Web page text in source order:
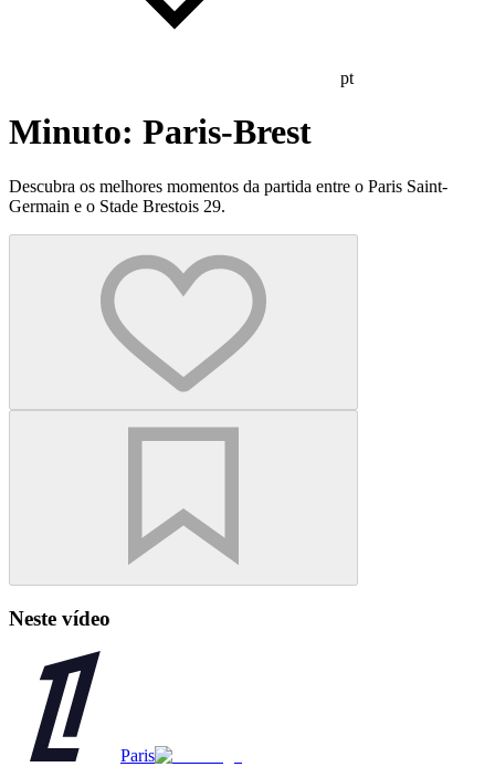
pt
Minuto: Paris-Brest
Descubra os melhores momentos da partida entre o Paris Saint-
Germain e o Stade Brestois 29.
Neste vídeo
Paris